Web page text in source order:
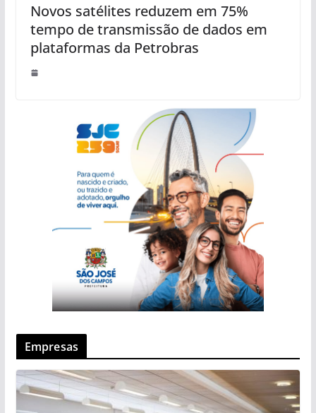
Novos satélites reduzem em 75%
tempo de transmissão de dados em
plataformas da Petrobras
Empresas